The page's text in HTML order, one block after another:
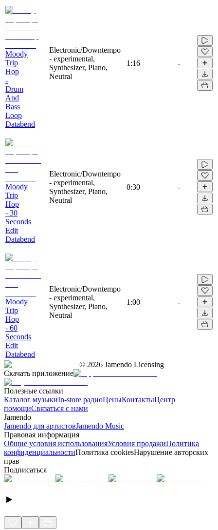
Moody
Trip
Hop
-
Drum
And
Bass
Loop
Databend
Electronic/Downtempo
- experimental,
Synthesizer, Piano,
Neutral
1:16 -
Moody
Trip
Hop
- 30
Seconds
Edit
Databend
Electronic/Downtempo
- experimental,
Synthesizer, Piano,
Neutral
0:30 -
Moody
Trip
Hop
- 60
Seconds
Edit
Databend
Electronic/Downtempo
- experimental,
Synthesizer, Piano,
Neutral
1:00 -
© 2026 Jamendo Licensing
Скачать приложение
Полезные ссылки
Каталог музыкиIn-store радиоЦеныКонтактыЦентр
помощиСвязаться с нами
Jamendo
Jamendo для артистовJamendo Music
Правовая информация
Общие условия использованияУсловия продажиПолитика
конфиденциальностиПолитика cookiesНарушение авторских
прав
Подписаться